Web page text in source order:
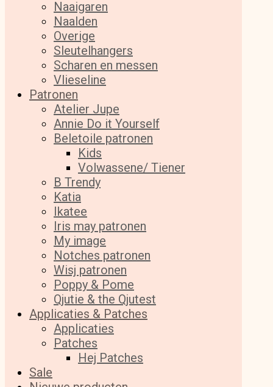
Naaigaren
Naalden
Overige
Sleutelhangers
Scharen en messen
Vlieseline
Patronen
Atelier Jupe
Annie Do it Yourself
Beletoile patronen
Kids
Volwassene/ Tiener
B Trendy
Katia
Ikatee
Iris may patronen
My image
Notches patronen
Wisj patronen
Poppy & Pome
Qjutie & the Qjutest
Applicaties & Patches
Applicaties
Patches
Hej Patches
Sale